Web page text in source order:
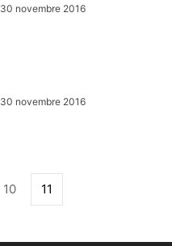
30 novembre 2016
30 novembre 2016
10 11